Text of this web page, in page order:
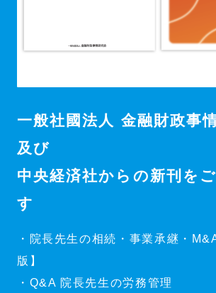
一般社國法人 金融財政事
及び
中央経済社からの新刊を
す
・院長先生の相続・事業承継・
版】
・Q&A 院長先生の労務管理